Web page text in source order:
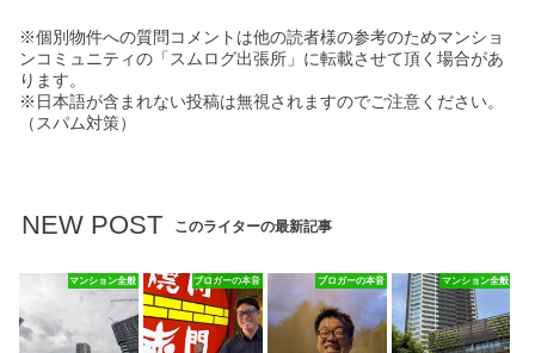
※個別物件への質問コメントは他の読者様の参考のためマンショ
ンコミュニティの「スムログ出張所」に転載させて頂く場合があ
ります。
※日本語が含まれない投稿は無視されますのでご注意ください。
（スパム対策）
NEW POST このライターの最新記事
マンション全般 ブロガーの本音 ブロガーの本音 マンション全般